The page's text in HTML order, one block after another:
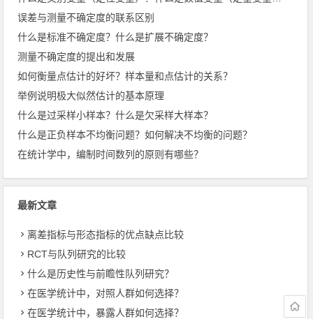
误差与测量不确定度的联系区别
什么是标准不确定度？什么是扩展不确定度？
测量不确定度的提出和发展
如何衡量点估计的好坏？样本量和点估计的关系？
举例说明极大似然估计的基本原理
什么是过采样小样本？什么是欠采样大样本？
什么是正负样本不均衡问题？如何解决不均衡的问题？
在统计学中，编制时间数列的原则有哪些？
最新文章
离差指标与形态指标的优点缺点比较
RCT与队列研究的比较
什么是历史性与前瞻性队列研究？
在医学统计中，对照人群如何选择？
在医学统计中，暴露人群如何选择？